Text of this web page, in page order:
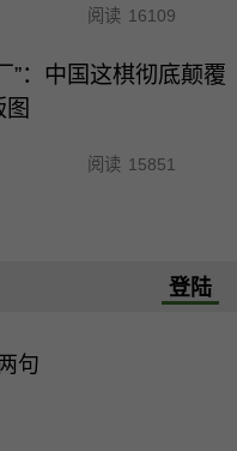
阅读 16109
”：中国这棋彻底颠覆
图
阅读 15851
登陆
句